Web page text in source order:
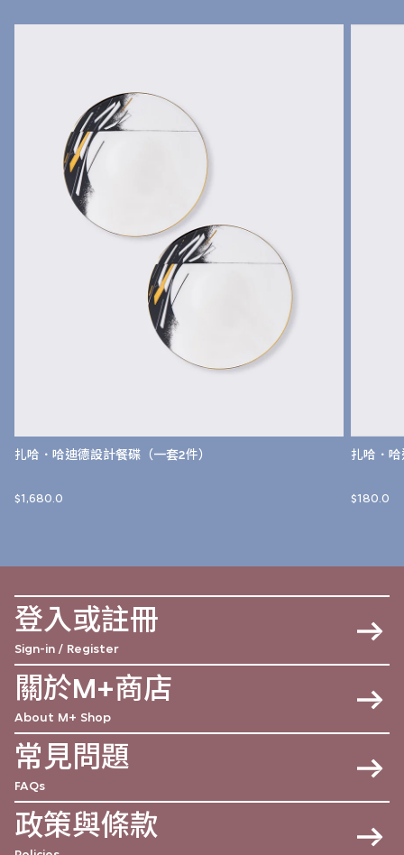
扎哈．哈迪德設計餐碟（一套2件）
$1,680.0
扎哈．
$180.0
登入或註冊
Sign-in / Register
關於M+商店
About M+ Shop
常見問題
FAQs
政策與條款